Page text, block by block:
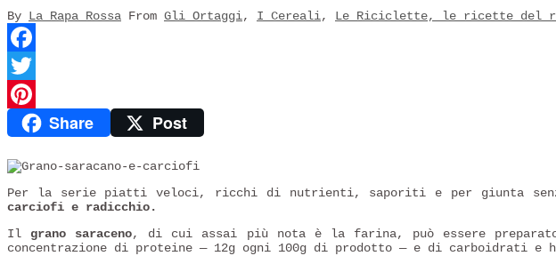
By La Rapa Rossa From Gli Ortaggi, I Cereali, Le Riciclette, le ricette del
Facebook
Twitter
PinterestShare Post
Per la serie piatti veloci, ricchi di nutrienti, saporiti e per giunta
carciofi e radicchio.
Il grano saraceno, di cui assai più nota è la farina, può essere
concentrazione di proteine — 12g ogni 100g di prodotto — e di carboidrati